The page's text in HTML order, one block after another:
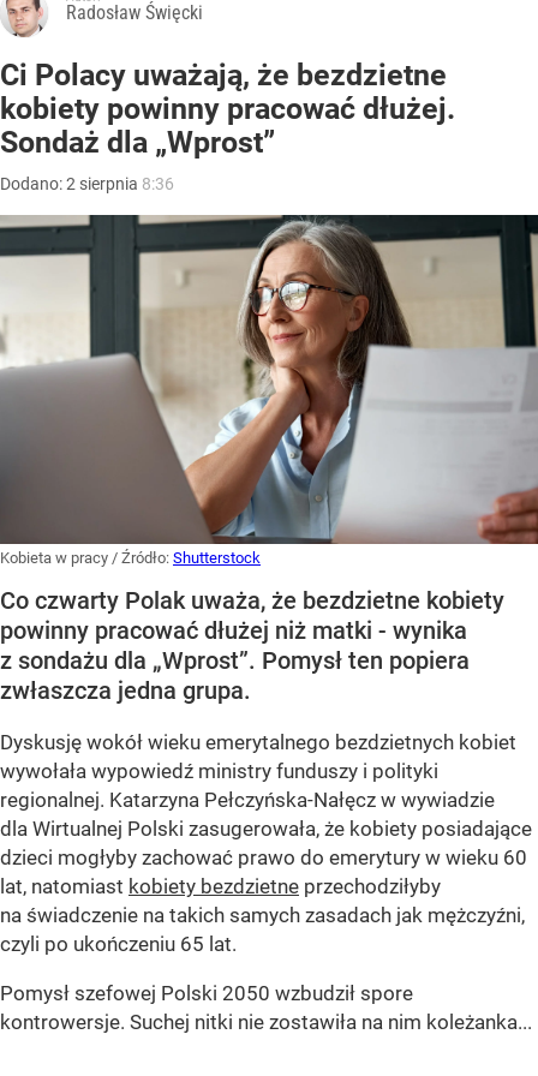
Radosław Święcki
Ci Polacy uważają, że bezdzietne
kobiety powinny pracować dłużej.
Sondaż dla „Wprost”
Dodano:2 sierpnia 8:36
Kobieta w pracy / Źródło: Shutterstock
Co czwarty Polak uważa, że bezdzietne kobiety
powinny pracować dłużej niż matki - wynika
z sondażu dla „Wprost”. Pomysł ten popiera
zwłaszcza jedna grupa.
Dyskusję wokół wieku emerytalnego bezdzietnych kobiet
wywołała wypowiedź ministry funduszy i polityki
regionalnej. Katarzyna Pełczyńska-Nałęcz w wywiadzie
dla Wirtualnej Polski zasugerowała, że kobiety posiadające
dzieci mogłyby zachować prawo do emerytury w wieku 60
lat, natomiast kobiety bezdzietne przechodziłyby
na świadczenie na takich samych zasadach jak mężczyźni,
czyli po ukończeniu 65 lat.
Pomysł szefowej Polski 2050 wzbudził spore
kontrowersje. Suchej nitki nie zostawiła na nim koleżanka...